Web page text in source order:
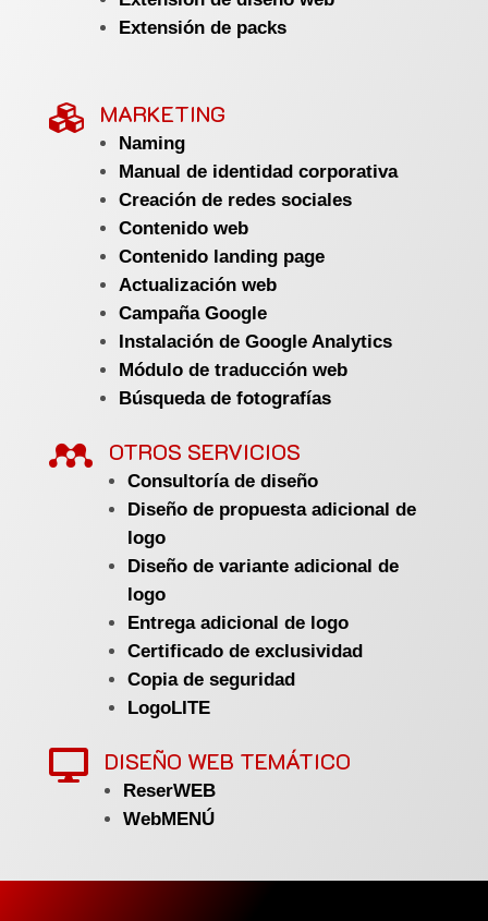
Extensión de packs
 MARKETING
Naming
Manual de identidad corporativa
Creación de redes sociales
Contenido web
Contenido landing page
Actualización web
Campaña Google
Instalación de Google Analytics
Módulo de traducción web
Búsqueda de fotografías
 OTROS SERVICIOS
Consultoría de diseño
Diseño de propuesta adicional de
logo
Diseño de variante adicional de
logo
Entrega adicional de logo
Certificado de exclusividad
Copia de seguridad
LogoLITE
 DISEÑO WEB TEMÁTICO
ReserWEB
WebMENÚ